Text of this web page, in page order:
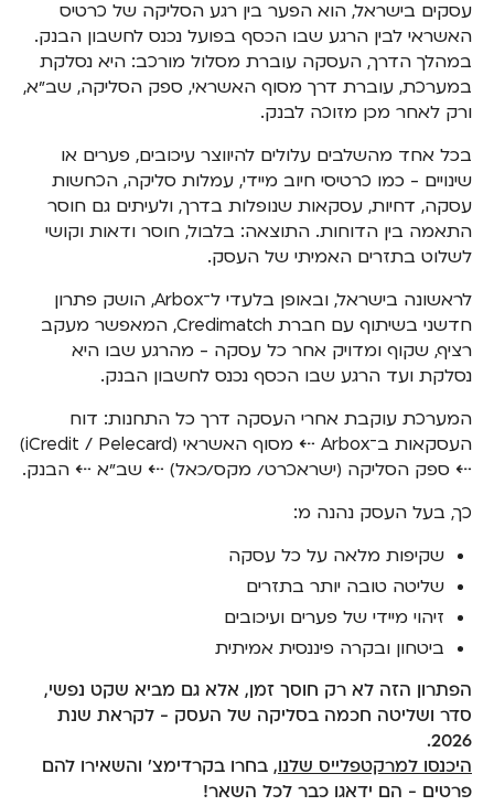
עסקים בישראל, הוא הפער בין רגע הסליקה של כרטיס
האשראי לבין הרגע שבו הכסף בפועל נכנס לחשבון הבנק.
במהלך הדרך, העסקה עוברת מסלול מורכב: היא נסלקת
במערכת, עוברת דרך מסוף האשראי, ספק הסליקה, שב״א,
ורק לאחר מכן מזוכה לבנק.
בכל אחד מהשלבים עלולים להיווצר עיכובים, פערים או
שינויים - כמו כרטיסי חיוב מיידי, עמלות סליקה, הכחשות
עסקה, דחיות, עסקאות שנופלות בדרך, ולעיתים גם חוסר
התאמה בין הדוחות. התוצאה: בלבול, חוסר ודאות וקושי
לשלוט בתזרים האמיתי של העסק.
לראשונה בישראל, ובאופן בלעדי ל־Arbox, הושק פתרון
חדשני בשיתוף עם חברת Credimatch, המאפשר מעקב
רציף, שקוף ומדויק אחר כל עסקה - מהרגע שבו היא
נסלקת ועד הרגע שבו הכסף נכנס לחשבון הבנק.
המערכת עוקבת אחרי העסקה דרך כל התחנות: דוח
העסקאות ב־Arbox ⇠ מסוף האשראי (iCredit / Pelecard)
⇠ ספק הסליקה (ישראכרט/ מקס/כאל) ⇠ שב״א ⇠ הבנק.
כך, בעל העסק נהנה מ:
שקיפות מלאה על כל עסקה
שליטה טובה יותר בתזרים
זיהוי מיידי של פערים ועיכובים
ביטחון ובקרה פיננסית אמיתית
הפתרון הזה לא רק חוסך זמן, אלא גם מביא שקט נפשי,
סדר ושליטה חכמה בסליקה של העסק - לקראת שנת
2026.
היכנסו למרקטפלייס שלנו, בחרו בקרדימצ׳ והשאירו להם
פרטים - הם ידאגו כבר לכל השאר!